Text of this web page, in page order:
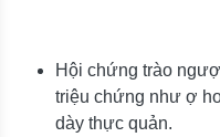
Hội chứng trào
triệu chứng như ợ
dày thực quản.